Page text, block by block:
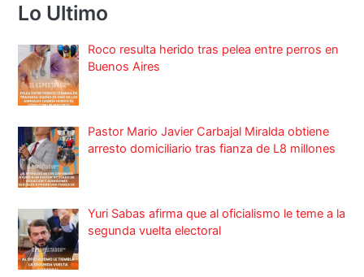
Lo Ultimo
Roco resulta herido tras pelea entre perros en
Buenos Aires
Pastor Mario Javier Carbajal Miralda obtiene
arresto domiciliario tras fianza de L8 millones
Yuri Sabas afirma que al oficialismo le teme a la
segunda vuelta electoral